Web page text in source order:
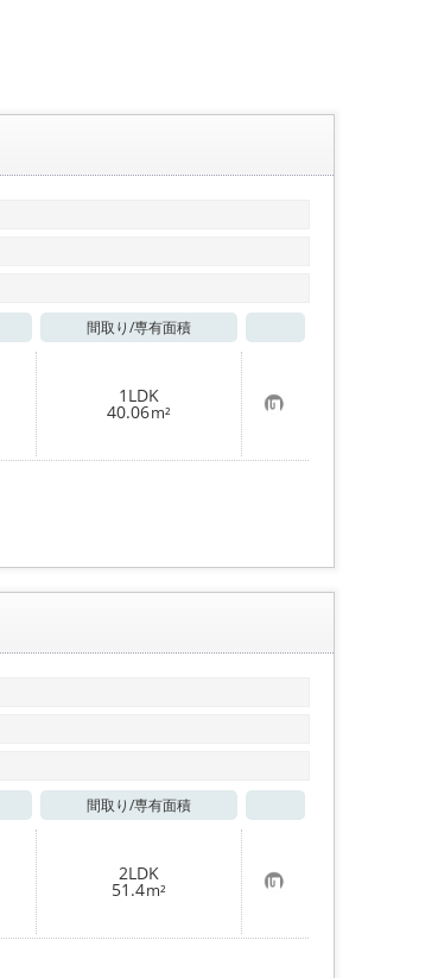
間取り/専有面積
1LDK
40.06m² お
気
に
入
間取り/専有面積
2LDK
51.4m² お
気
に
入